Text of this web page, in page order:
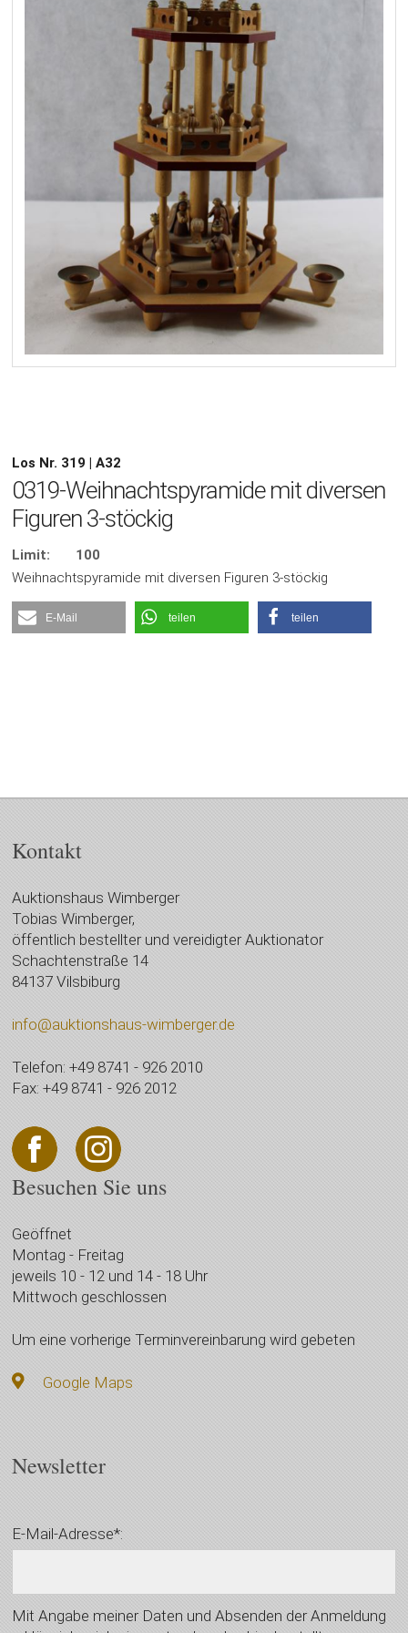
Los Nr. 319 | A32
0319-Weihnachtspyramide mit diversen
Figuren 3-stöckig
Limit:
100
Weihnachtspyramide mit diversen Figuren 3-stöckig
E-Mail teilen teilen
Kontakt
Auktionshaus Wimberger
Tobias Wimberger,
öffentlich bestellter und vereidigter Auktionator
Schachtenstraße 14
84137 Vilsbiburg
info@auktionshaus-wimberger.de
Telefon: +49 8741 - 926 2010
Fax: +49 8741 - 926 2012
Besuchen Sie uns
Geöffnet
Montag - Freitag
jeweils 10 - 12 und 14 - 18 Uhr
Mittwoch geschlossen
Um eine vorherige Terminvereinbarung wird gebeten
Google Maps
Newsletter
E-Mail-Adresse*:
Mit Angabe meiner Daten und Absenden der Anmeldung